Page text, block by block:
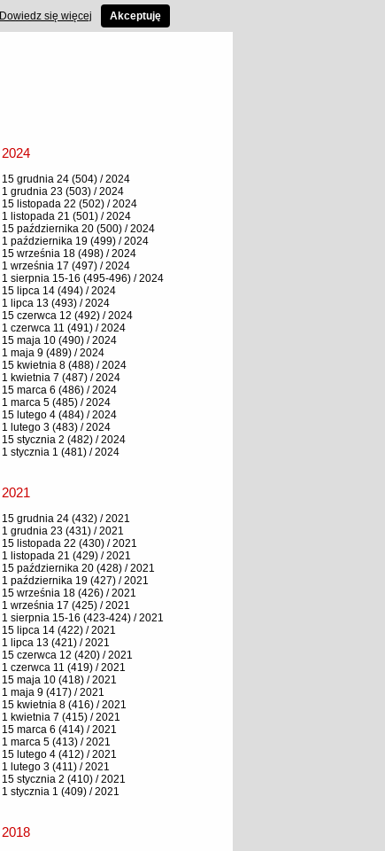
2024
15 grudnia 24 (504) / 2024
1 grudnia 23 (503) / 2024
15 listopada 22 (502) / 2024
1 listopada 21 (501) / 2024
15 października 20 (500) / 2024
1 października 19 (499) / 2024
15 września 18 (498) / 2024
1 września 17 (497) / 2024
1 sierpnia 15-16 (495-496) / 2024
15 lipca 14 (494) / 2024
1 lipca 13 (493) / 2024
15 czerwca 12 (492) / 2024
1 czerwca 11 (491) / 2024
15 maja 10 (490) / 2024
1 maja 9 (489) / 2024
15 kwietnia 8 (488) / 2024
1 kwietnia 7 (487) / 2024
15 marca 6 (486) / 2024
1 marca 5 (485) / 2024
15 lutego 4 (484) / 2024
1 lutego 3 (483) / 2024
15 stycznia 2 (482) / 2024
1 stycznia 1 (481) / 2024
2021
15 grudnia 24 (432) / 2021
1 grudnia 23 (431) / 2021
15 listopada 22 (430) / 2021
1 listopada 21 (429) / 2021
15 października 20 (428) / 2021
1 października 19 (427) / 2021
15 września 18 (426) / 2021
1 września 17 (425) / 2021
1 sierpnia 15-16 (423-424) / 2021
15 lipca 14 (422) / 2021
1 lipca 13 (421) / 2021
15 czerwca 12 (420) / 2021
1 czerwca 11 (419) / 2021
15 maja 10 (418) / 2021
1 maja 9 (417) / 2021
15 kwietnia 8 (416) / 2021
1 kwietnia 7 (415) / 2021
15 marca 6 (414) / 2021
1 marca 5 (413) / 2021
15 lutego 4 (412) / 2021
1 lutego 3 (411) / 2021
15 stycznia 2 (410) / 2021
1 stycznia 1 (409) / 2021
2018
Dowiedz się więcej Akceptuję